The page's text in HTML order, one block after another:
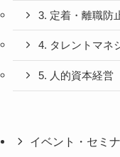
3. 定着・離職防
4. タレントマネ
5. 人的資本経営
イベント・セミ